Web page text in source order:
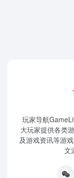
玩家导航
大玩家提供各类
及游戏资讯等游
文